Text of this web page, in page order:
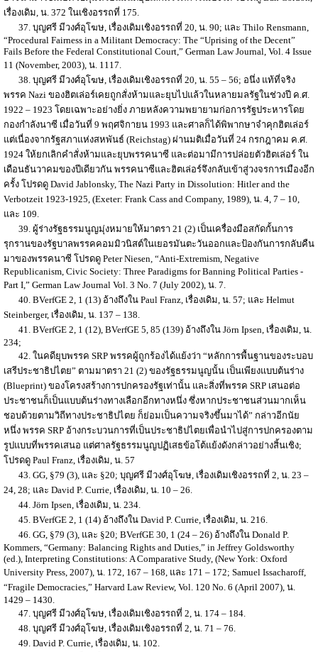
เรื่องเดิม, น. 372 ในเชิงอรรถที่ 175.
37. บุญศรี มีวงศ์อุโฆษ, เรื่องเดิมเชิงอรรถที่ 20, น. 90; และ Thilo Rensmann,
“Procedural Fairness in a Militant Democracy: The “Uprising of the Decent”
Fails Before the Federal Constitutional Court,” German Law Journal, Vol. 4 Issue
11 (November, 2003), น. 1117.
38. บุญศรี มีวงศ์อุโฆษ, เรื่องเดิมเชิงอรรถที่ 20, น. 55 – 56; อนึ่ง แท้ที่จริง
พรรค Nazi ของฮิตเล่อร์เคยถูกสั่งห้ามและยุบไปแล้วในหลายมลรัฐในช่วงปี ค.ศ.
1922 – 1923 โดยเฉพาะอย่างยิ่ง ภายหลังความพยายามก่อการรัฐประหารโดย
กองกำลังนาซี เมื่อวันที่ 9 พฤศจิกายน 1993 และศาลก็ได้พิพากษาจำคุกฮิตเล่อร์
แต่เนื่องจากรัฐสภาแห่งสหพันธ์ (Reichstag) ผ่านมติเมื่อวันที่ 24 กรกฎาคม ค.ศ.
1924 ให้ยกเลิกคำสั่งห้ามและยุบพรรคนาซี และต่อมามีการปล่อยตัวฮิตเล่อร์ ใน
เดือนธันวาคมของปีเดียวกัน พรรคนาซีและฮิตเล่อร์จึงกลับเข้าสู่วงจรการเมืองอีก
ครั้ง โปรดดู David Jablonsky, The Nazi Party in Dissolution: Hitler and the
Verbotzeit 1923-1925, (Exeter: Frank Cass and Company, 1989), น. 4, 7 – 10,
และ 109.
39. ผู้ร่างรัฐธรรมนูญมุ่งหมายให้มาตรา 21 (2) เป็นเครื่องมือสกัดกั้นการ
รุกรานของรัฐบาลพรรคคอมมิวนิสต์ในเยอรมันตะวันออกและป้องกันการกลับคืน
มาของพรรคนาซี โปรดดู Peter Niesen, “Anti-Extremism, Negative
Republicanism, Civic Society: Three Paradigms for Banning Political Parties -
Part I,” German Law Journal Vol. 3 No. 7 (July 2002), น. 7.
40. BVerfGE 2, 1 (13) อ้างถึงใน Paul Franz, เรื่องเดิม, น. 57; และ Helmut
Steinberger, เรื่องเดิม, น. 137 – 138.
41. BVerfGE 2, 1 (12), BVerfGE 5, 85 (139) อ้างถึงใน Jörn Ipsen, เรื่องเดิม, น.
234;
42. ในคดียุบพรรค SRP พรรคผู้ถูกร้องได้แย้งว่า “หลักการพื้นฐานของระบอบ
เสรีประชาธิปไตย” ตามมาตรา 21 (2) ของรัฐธรรมนูญนั้น เป็นเพียงแบบต้นร่าง
(Blueprint) ของโครงสร้างการปกครองรัฐเท่านั้น และสิ่งที่พรรค SRP เสนอต่อ
ประชาชนก็เป็นแบบต้นร่างทางเลือกอีกทางหนึ่ง ซึ่งหากประชาชนส่วนมากเห็น
ชอบด้วยตามวิถีทางประชาธิปไตย ก็ย่อมเป็นความจริงขึ้นมาได้” กล่าวอีกนัย
หนึ่ง พรรค SRP อ้างกระบวนการที่เป็นประชาธิปไตยเพื่อนำไปสู่การปกครองตาม
รูปแบบที่พรรคเสนอ แต่ศาลรัฐธรรมนูญปฏิเสธข้อโต้แย้งดังกล่าวอย่างสิ้นเชิง;
โปรดดู Paul Franz, เรื่องเดิม, น. 57
43. GG, §79 (3), และ §20; บุญศรี มีวงศ์อุโฆษ, เรื่องเดิมเชิงอรรถที่ 2, น. 23 –
24, 28; และ David P. Currie, เรื่องเดิม, น. 10 – 26.
44. Jörn Ipsen, เรื่องเดิม, น. 234.
45. BVerfGE 2, 1 (14) อ้างถึงใน David P. Currie, เรื่องเดิม, น. 216.
46. GG, §79 (3), และ §20; BVerfGE 30, 1 (24 – 26) อ้างถึงใน Donald P.
Kommers, “Germany: Balancing Rights and Duties,” in Jeffrey Goldsworthy
(ed.), Interpreting Constitutions: A Comparative Study, (New York: Oxford
University Press, 2007), น. 172, 167 – 168, และ 171 – 172; Samuel Issacharoff,
“Fragile Democracies,” Harvard Law Review, Vol. 120 No. 6 (April 2007), น.
1429 – 1430.
47. บุญศรี มีวงศ์อุโฆษ, เรื่องเดิมเชิงอรรถที่ 2, น. 174 – 184.
48. บุญศรี มีวงศ์อุโฆษ, เรื่องเดิมเชิงอรรถที่ 2, น. 71 – 76.
49. David P. Currie, เรื่องเดิม, น. 102.